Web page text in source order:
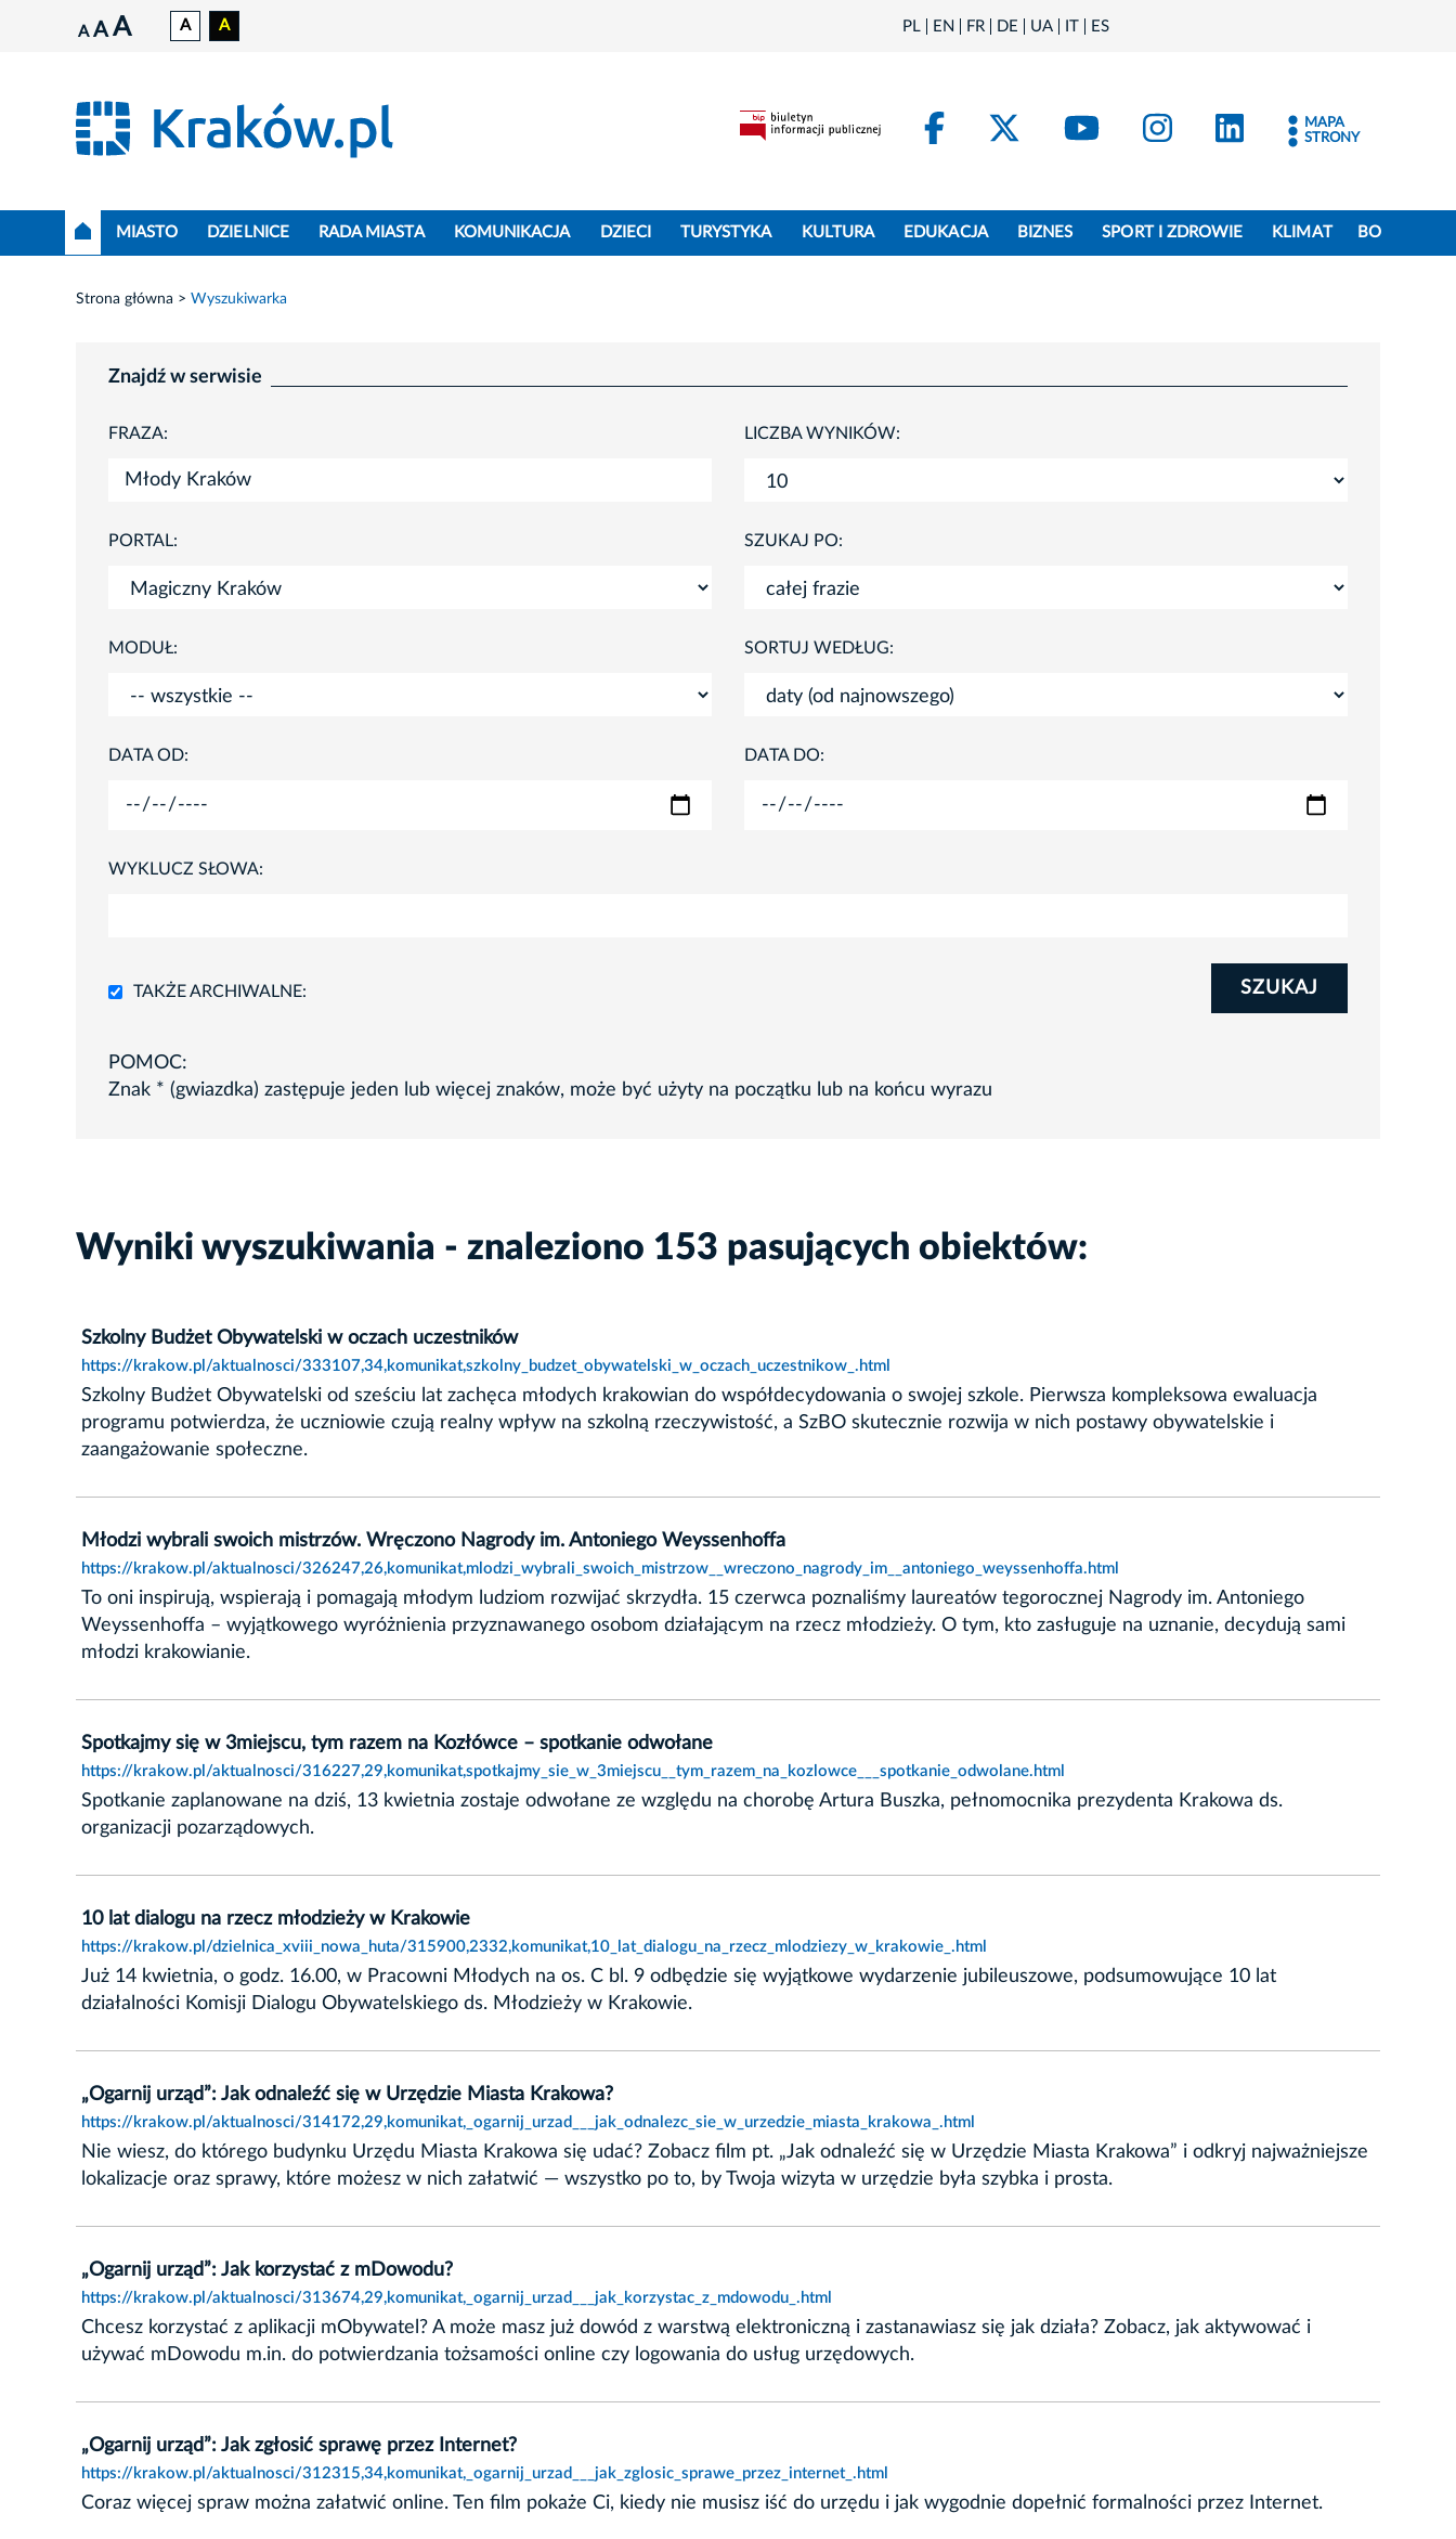
A A A A A PL EN FR DE UA IT ES
FacebookKraków - X
Kraków - YouTube
Kraków - Instagram
Kraków -
MAPA
STRONY
MIASTO DZIELNICE RADA MIASTA KOMUNIKACJA DZIECI TURYSTYKA KULTURA EDUKACJA BIZNES SPORT I ZDROWIE KLIMAT BO
Strona główna Wyszukiwarka
Znajdź w serwisie
FRAZA: LICZBA WYNIKÓW:
PORTAL: SZUKAJ PO:
MODUŁ: SORTUJ WEDŁUG:
DATA OD: DATA DO:
WYKLUCZ SŁOWA:
TAKŻE ARCHIWALNE: SZUKAJ
POMOC:
Znak * (gwiazdka) zastępuje jeden lub więcej znaków, może być użyty na początku lub na końcu wyrazu
Wyniki wyszukiwania - znaleziono 153 pasujących obiektów:
Szkolny Budżet Obywatelski w oczach uczestników
https://krakow.pl/aktualnosci/333107,34,komunikat,szkolny_budzet_obywatelski_w_oczach_uczestnikow_.html
Szkolny Budżet Obywatelski od sześciu lat zachęca młodych krakowian do współdecydowania o swojej szkole. Pierwsza kompleksowa ewaluacja
programu potwierdza, że uczniowie czują realny wpływ na szkolną rzeczywistość, a SzBO skutecznie rozwija w nich postawy obywatelskie i
zaangażowanie społeczne.
Młodzi wybrali swoich mistrzów. Wręczono Nagrody im. Antoniego Weyssenhoffa
https://krakow.pl/aktualnosci/326247,26,komunikat,mlodzi_wybrali_swoich_mistrzow__wreczono_nagrody_im__antoniego_weyssenhoffa.html
To oni inspirują, wspierają i pomagają młodym ludziom rozwijać skrzydła. 15 czerwca poznaliśmy laureatów tegorocznej Nagrody im. Antoniego
Weyssenhoffa – wyjątkowego wyróżnienia przyznawanego osobom działającym na rzecz młodzieży. O tym, kto zasługuje na uznanie, decydują sami
młodzi krakowianie.
Spotkajmy się w 3miejscu, tym razem na Kozłówce – spotkanie odwołane
https://krakow.pl/aktualnosci/316227,29,komunikat,spotkajmy_sie_w_3miejscu__tym_razem_na_kozlowce___spotkanie_odwolane.html
Spotkanie zaplanowane na dziś, 13 kwietnia zostaje odwołane ze względu na chorobę Artura Buszka, pełnomocnika prezydenta Krakowa ds.
organizacji pozarządowych.
10 lat dialogu na rzecz młodzieży w Krakowie
https://krakow.pl/dzielnica_xviii_nowa_huta/315900,2332,komunikat,10_lat_dialogu_na_rzecz_mlodziezy_w_krakowie_.html
Już 14 kwietnia, o godz. 16.00, w Pracowni Młodych na os. C bl. 9 odbędzie się wyjątkowe wydarzenie jubileuszowe, podsumowujące 10 lat
działalności Komisji Dialogu Obywatelskiego ds. Młodzieży w Krakowie.
„Ogarnij urząd”: Jak odnaleźć się w Urzędzie Miasta Krakowa?
https://krakow.pl/aktualnosci/314172,29,komunikat,_ogarnij_urzad___jak_odnalezc_sie_w_urzedzie_miasta_krakowa_.html
Nie wiesz, do którego budynku Urzędu Miasta Krakowa się udać? Zobacz film pt. „Jak odnaleźć się w Urzędzie Miasta Krakowa” i odkryj najważniejsze
lokalizacje oraz sprawy, które możesz w nich załatwić — wszystko po to, by Twoja wizyta w urzędzie była szybka i prosta.
„Ogarnij urząd”: Jak korzystać z mDowodu?
https://krakow.pl/aktualnosci/313674,29,komunikat,_ogarnij_urzad___jak_korzystac_z_mdowodu_.html
Chcesz korzystać z aplikacji mObywatel? A może masz już dowód z warstwą elektroniczną i zastanawiasz się jak działa? Zobacz, jak aktywować i
używać mDowodu m.in. do potwierdzania tożsamości online czy logowania do usług urzędowych.
„Ogarnij urząd”: Jak zgłosić sprawę przez Internet?
https://krakow.pl/aktualnosci/312315,34,komunikat,_ogarnij_urzad___jak_zglosic_sprawe_przez_internet_.html
Coraz więcej spraw można załatwić online. Ten film pokaże Ci, kiedy nie musisz iść do urzędu i jak wygodnie dopełnić formalności przez Internet.